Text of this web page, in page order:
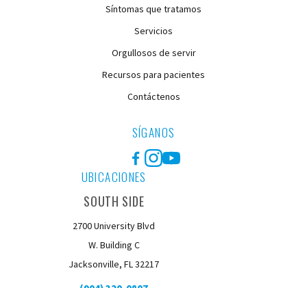
Síntomas que tratamos
Servicios
Orgullosos de servir
Recursos para pacientes
Contáctenos
SÍGANOS
Facebook
Instagram
YouTube
UBICACIONES
SOUTH SIDE
2700 University Blvd
W. Building C
Jacksonville, FL 32217